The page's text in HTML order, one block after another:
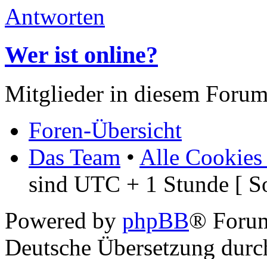
Antworten
Wer ist online?
Mitglieder in diesem
Foren-Übersicht
Das Team • Alle Cookies
sind UTC + 1 Stunde [
Powered by phpBB®
Deutsche Übersetzung